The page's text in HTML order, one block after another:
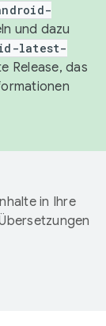
und dazu
latest-
Release, das
in Ihre